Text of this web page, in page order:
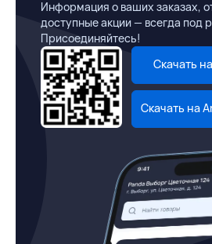
Информация о ваших заказах,
доступные акции — всегда под
Присоединяйтесь!
Скачать
Скачать на